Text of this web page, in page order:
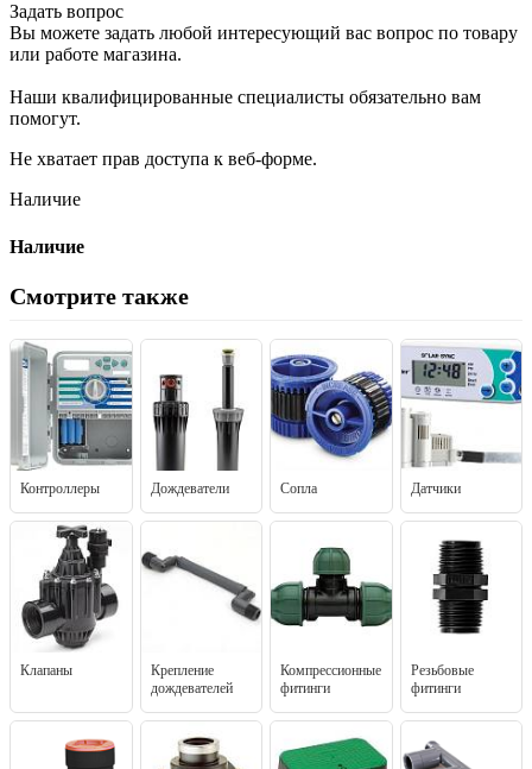
Задать вопрос
Вы можете задать любой интересующий вас вопрос по товару
или работе магазина.
Наши квалифицированные специалисты обязательно вам
помогут.
Не хватает прав доступа к веб-форме.
Наличие
Наличие
Смотрите также
Контроллеры Дождеватели Сопла Датчики
Клапаны
Крепление
дождевателей
Компрессионные
фитинги
Резьбовые
фитинги